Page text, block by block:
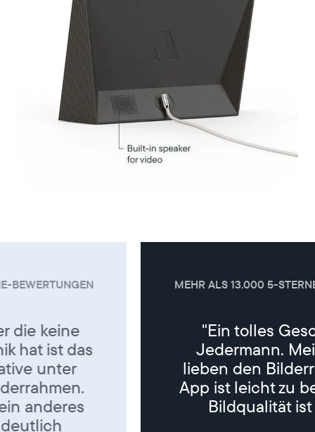
MEHR ALS 13.000 5-STERNE-BEWERTUNGEN
"Ein tolles Geschenk für
Jedermann. Meine Eltern
lieben den Bilderrahmen. Die
App ist leicht zu bedienen, die
Bildqualität ist super. "